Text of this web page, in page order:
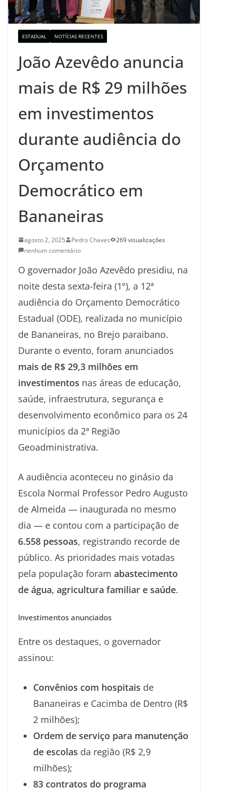
ESTADUAL NOTÍCIAS RECENTES
João Azevêdo anuncia
mais de R$ 29 milhões
em investimentos
durante audiência do
Orçamento
Democrático em
Bananeiras
agosto 2, 2025 Pedro Chaves
269 visualizações
nenhum comentário
O governador João Azevêdo presidiu, na
noite desta sexta-feira (1º), a 12ª
audiência do Orçamento Democrático
Estadual (ODE), realizada no município
de Bananeiras, no Brejo paraibano.
Durante o evento, foram anunciados
mais de R$ 29,3 milhões em
investimentos nas áreas de educação,
saúde, infraestrutura, segurança e
desenvolvimento econômico para os 24
municípios da 2ª Região
Geoadministrativa.
A audiência aconteceu no ginásio da
Escola Normal Professor Pedro Augusto
de Almeida — inaugurada no mesmo
dia — e contou com a participação de
6.558 pessoas, registrando recorde de
público. As prioridades mais votadas
pela população foram abastecimento
de água, agricultura familiar e saúde.
Investimentos anunciados
Entre os destaques, o governador
assinou:
Convênios com hospitais de
Bananeiras e Cacimba de Dentro (R$
2 milhões);
Ordem de serviço para manutenção
de escolas da região (R$ 2,9
milhões);
83 contratos do programa